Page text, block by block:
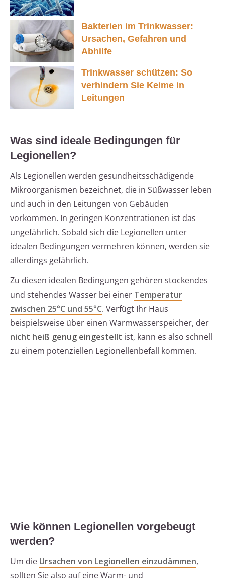
Bakterien im Trinkwasser:
Ursachen, Gefahren und
Abhilfe
Trinkwasser schützen: So
verhindern Sie Keime in
Leitungen
Was sind ideale Bedingungen für
Legionellen?
Als Legionellen werden gesundheitsschädigende
Mikroorganismen bezeichnet, die in Süßwasser leben
und auch in den Leitungen von Gebäuden
vorkommen. In geringen Konzentrationen ist das
ungefährlich. Sobald sich die Legionellen unter
idealen Bedingungen vermehren können, werden sie
allerdings gefährlich.
Zu diesen idealen Bedingungen gehören stockendes
und stehendes Wasser bei einer Temperatur
zwischen 25°C und 55°C. Verfügt Ihr Haus
beispielsweise über einen Warmwasserspeicher, der
nicht heiß genug eingestellt ist, kann es also schnell
zu einem potenziellen Legionellenbefall kommen.
Wie können Legionellen vorgebeugt
werden?
Um die Ursachen von Legionellen einzudämmen,
sollten Sie also auf eine Warm- und